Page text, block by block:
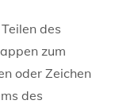
des
zum
oder Zeichen
des